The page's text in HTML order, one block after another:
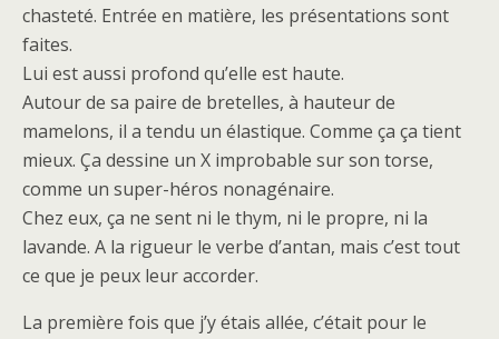
chasteté. Entrée en matière, les présentations sont
faites.
Lui est aussi profond qu’elle est haute.
Autour de sa paire de bretelles, à hauteur de
mamelons, il a tendu un élastique. Comme ça ça tient
mieux. Ça dessine un X improbable sur son torse,
comme un super-héros nonagénaire.
Chez eux, ça ne sent ni le thym, ni le propre, ni la
lavande. A la rigueur le verbe d’antan, mais c’est tout
ce que je peux leur accorder.
La première fois que j’y étais allée, c’était pour le